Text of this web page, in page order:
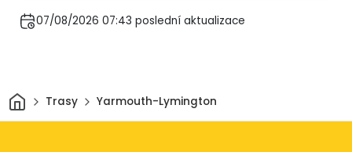
07/08/2026 07:43 poslední aktualizace
Domov
Trasy Yarmouth-Lymington